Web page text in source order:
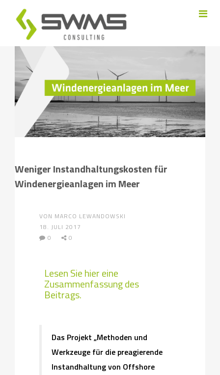
Weniger Instandhaltungskosten für
Windenergieanlagen im Meer
VON MARCO LEWANDOWSKI
18. JULI 2017
0
0
Lesen Sie hier eine
Zusammenfassung des
Beitrags.
Das Projekt „Methoden und
Werkzeuge für die preagierende
Instandhaltung von Offshore